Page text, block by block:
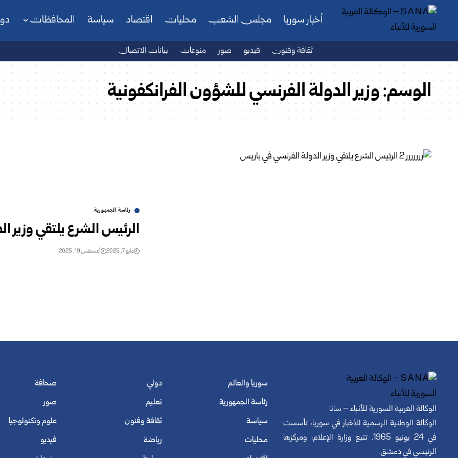
أخبار سوريا مجلس الشعب محليات اقتصاد سياسة المحافظات
ثقافة وفنون فيديو صور منوعات بيانات الاتصال
الوسم:وزير الدولة الفرنسي للشؤون الفرانكفونية
رئاسة الجمهورية
الرئيس الشرع يلتقي وزير
مايو 7, 2025 أغسطس 19, 2025
الوكالة العربية السورية للأنباء – سانا
الوكالة الوطنية الرسمية للأخبار في سوريا، تأسست
في 24 يونيو 1965. تتبع وزارة الإعلام، ومركزها
الرئيسي في دمشق.
سوريا والعالم
رئاسة الجمهورية
سياسة
محليات
دولي
تعليم
ثقافة وفنون
رياضة
صحافة
صور
علوم وتكنولوجيا
فيديو